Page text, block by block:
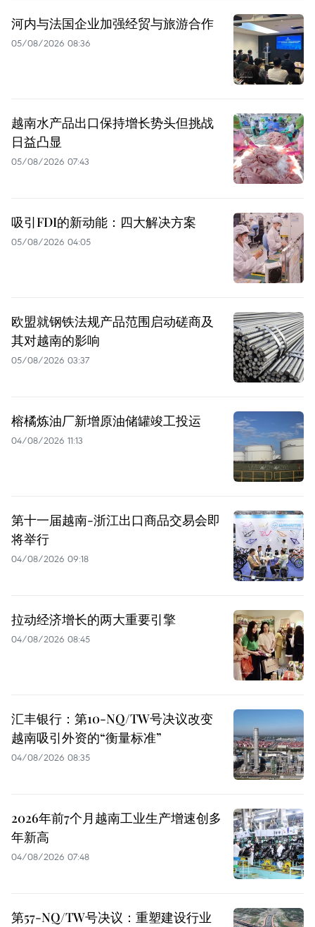
河内与法国企业加强经贸与旅游合作
05/08/2026 08:36
越南水产品出口保持增长势头但挑战
日益凸显
05/08/2026 07:43
吸引FDI的新动能：四大解决方案
05/08/2026 04:05
欧盟就钢铁法规产品范围启动磋商及
其对越南的影响
05/08/2026 03:37
榕橘炼油厂新增原油储罐竣工投运
04/08/2026 11:13
第十一届越南-浙江出口商品交易会即
将举行
04/08/2026 09:18
拉动经济增长的两大重要引擎
04/08/2026 08:45
汇丰银行：第10-NQ/TW号决议改变
越南吸引外资的“衡量标准”
04/08/2026 08:35
2026年前7个月越南工业生产增速创多
年新高
04/08/2026 07:48
第57-NQ/TW号决议：重塑建设行业